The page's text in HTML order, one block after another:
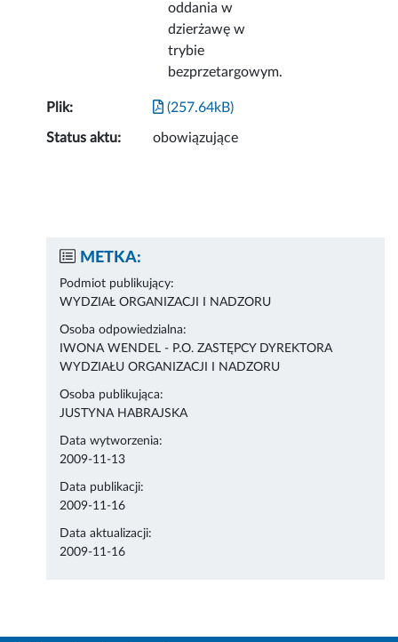
oddania w
dzierżawę w
trybie
bezprzetargowym.
Plik: (257.64kB)
Status aktu: obowiązujące
METKA:
Podmiot publikujący:
WYDZIAŁ ORGANIZACJI I NADZORU
Osoba odpowiedzialna:
IWONA WENDEL - P.O. ZASTĘPCY DYREKTORA
WYDZIAŁU ORGANIZACJI I NADZORU
Osoba publikująca:
JUSTYNA HABRAJSKA
Data wytworzenia:
2009-11-13
Data publikacji:
2009-11-16
Data aktualizacji:
2009-11-16